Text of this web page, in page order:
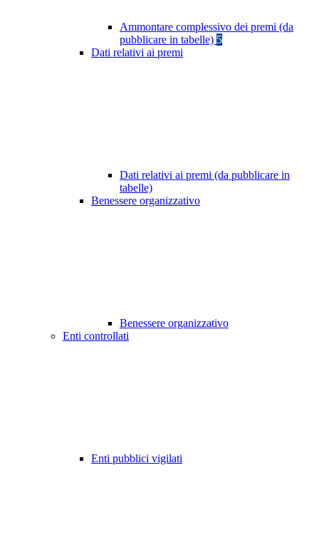
Ammontare complessivo dei premi (da
pubblicare in tabelle) 5
Dati relativi ai premi
Dati relativi ai premi (da pubblicare in
tabelle)
Benessere organizzativo
Benessere organizzativo
Enti controllati
Enti pubblici vigilati